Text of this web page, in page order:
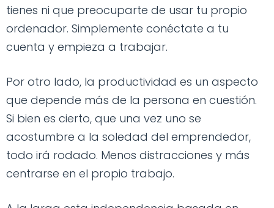
tienes ni que preocuparte de usar tu propio
ordenador. Simplemente conéctate a tu
cuenta y empieza a trabajar.
Por otro lado, la productividad es un aspecto
que depende más de la persona en cuestión.
Si bien es cierto, que una vez uno se
acostumbre a la soledad del emprendedor,
todo irá rodado. Menos distracciones y más
centrarse en el propio trabajo.